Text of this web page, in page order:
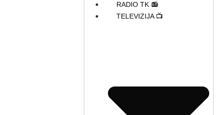
RADIO TK 📻
TELEVIZIJA 📺